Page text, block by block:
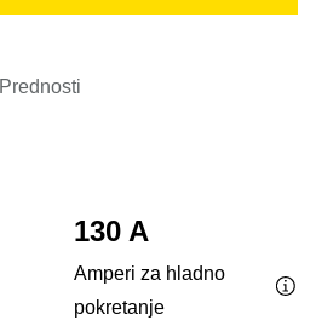
Prednosti
130 A
Amperi za hladno
pokretanje